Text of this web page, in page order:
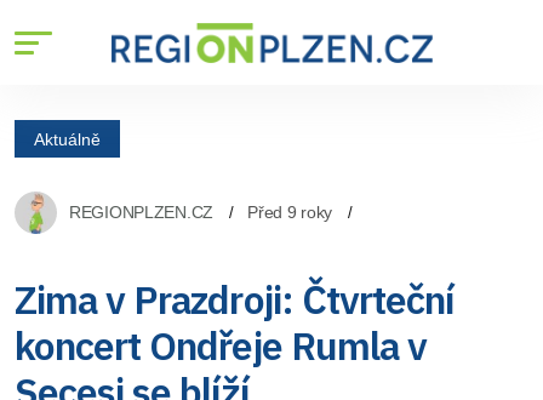
Aktuálně
REGIONPLZEN.CZ Před 9 roky
Zima v Prazdroji: Čtvrteční
koncert Ondřeje Rumla v